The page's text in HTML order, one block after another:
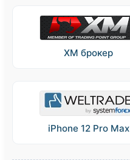
XM брокер
iPhone 12 Pro Max